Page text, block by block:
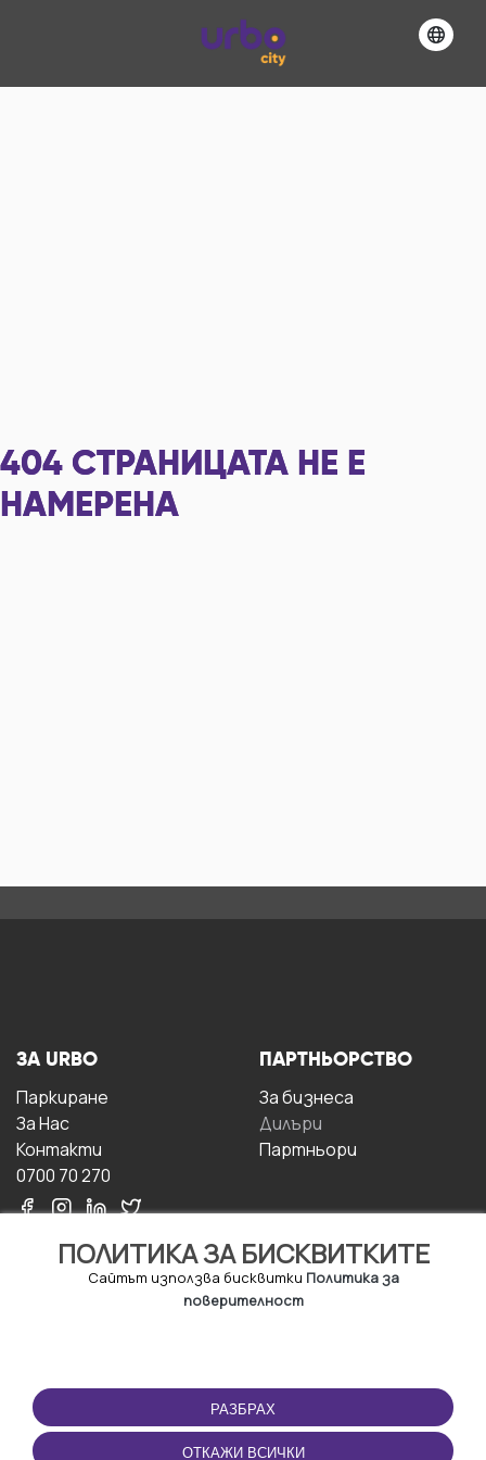
404 СТРАНИЦАТА НЕ Е
НАМЕРЕНА
ПОЛИТИКА ЗА БИСКВИТКИТЕ
Сайтът използва бисквитки Политика за
поверителност
РАЗБРАХ
ОТКАЖИ ВСИЧКИ
ЗА URBO
Паркиране
За Hас
Контакти
0700 70 270
ПАРТНЬОРСТВО
За бизнесa
Дилъри
Партньори
ПОЛЗВАНЕ
Правила и условия за
ползване
ПРИЛОЖЕНИЕТО